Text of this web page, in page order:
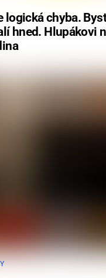
logická chyba.
hned. Hlupákovi